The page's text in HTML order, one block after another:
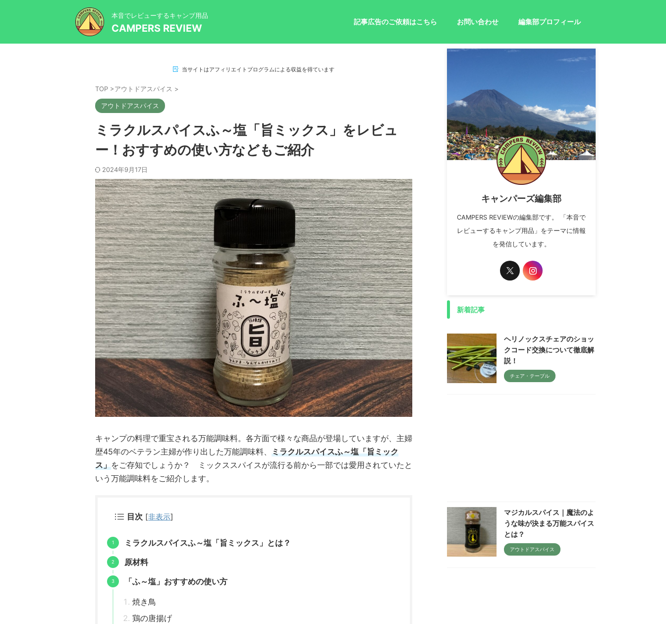
本音でレビューするキャンプ用品
CAMPERS REVIEW
記事広告のご依頼はこちら お問い合わせ 編集部プロフィール
当サイトはアフィリエイトプログラムによる収益を得ています
TOP >アウトドアスパイス >
アウトドアスパイス
ミラクルスパイスふ～塩「旨ミックス」をレビュ
ー！おすすめの使い方などもご紹介
2024年9月17日
キャンプの料理で重宝される万能調味料。各方面で様々な商品が登場していますが、主婦
歴45年のベテラン主婦が作り出した万能調味料、 ミラクルスパイスふ～塩「旨ミック
ス」をご存知でしょうか？ ミックススパイスが流行る前から一部では愛用されていたと
いう万能調味料をご紹介します。
目次 [非表示]
ミラクルスパイスふ～塩「旨ミックス」とは？
原材料
「ふ～塩」おすすめの使い方
焼き鳥
鶏の唐揚げ
キャンパーズ編集部
CAMPERS REVIEWの編集部です。 「本音で
レビューするキャンプ用品」をテーマに情報
を発信しています。
新着記事
ヘリノックスチェアのショッ
クコード交換について徹底解
説！
チェア・テーブル
マジカルスパイス｜魔法のよ
うな味が決まる万能スパイス
とは？
アウトドアスパイス